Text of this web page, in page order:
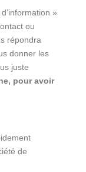
»
ou
répondra
donner les
juste
pour avoir
de